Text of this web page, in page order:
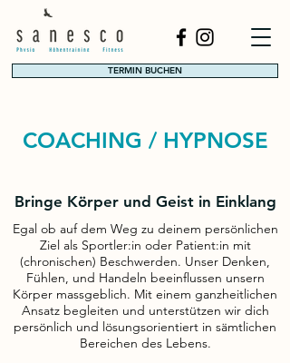
TERMIN BUCHEN
COACHING / HYPNOSE
Bringe Körper und Geist in Einklang
Egal ob auf dem Weg zu deinem persönlichen
Ziel als Sportler:in oder Patient:in mit
(chronischen) Beschwerden. Unser Denken,
Fühlen, und Handeln beeinflussen unsern
Körper massgeblich. Mit einem ganzheitlichen
Ansatz begleiten und unterstützen wir dich
persönlich und lösungsorientiert in sämtlichen
Bereichen des Lebens.